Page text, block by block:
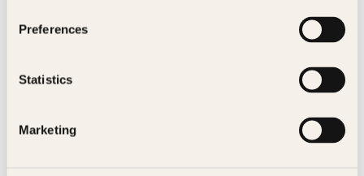
Preferences
Statistics
Marketing
Kagge Forlag AS